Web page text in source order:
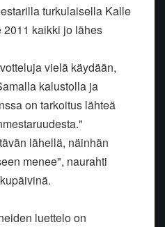
turkulaisella Kalle
kaikki jo lähes
vielä käydään,
kalustolla ja
on tarkoitus lähteä
lähellä, näinhän
menee", naurahti
luettelo on